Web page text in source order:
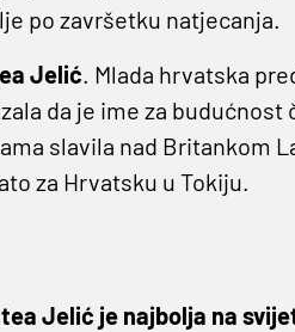
po završetku natjecanja.
Jelić. Mlada hrvatska
da je ime za budućnost
slavila nad Britankom
za Hrvatsku u Tokiju.
Jelić je najbolja na